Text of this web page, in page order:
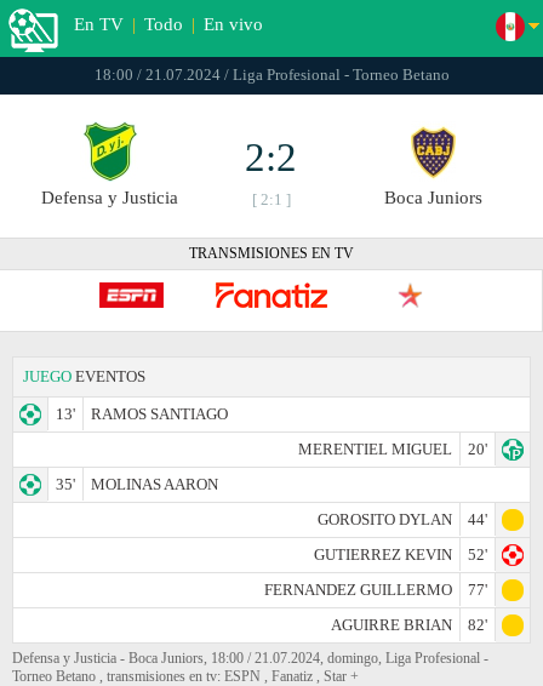
En TV | Todo | En vivo
18:00 / 21.07.2024 / Liga Profesional - Torneo Betano
Defensa y Justicia
2:2
[ 2:1 ] Boca Juniors
TRANSMISIONES EN TV
JUEGO EVENTOS
13'
RAMOS SANTIAGO
MERENTIEL MIGUEL
20'
35'
MOLINAS AARON
GOROSITO DYLAN
44'
GUTIERREZ KEVIN
52'
FERNANDEZ GUILLERMO
77'
AGUIRRE BRIAN
82'
Defensa y Justicia - Boca Juniors, 18:00 / 21.07.2024, domingo, Liga Profesional -
Torneo Betano , transmisiones en tv: ESPN , Fanatiz , Star +